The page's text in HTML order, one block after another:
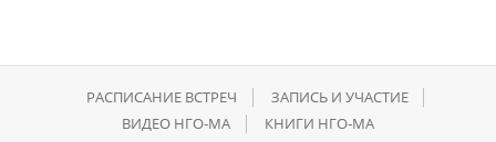
РАСПИСАНИЕ ВСТРЕЧ
ЗАПИСЬ И УЧАСТИЕ
ВИДЕО НГО‑МА
КНИГИ НГО‑МА